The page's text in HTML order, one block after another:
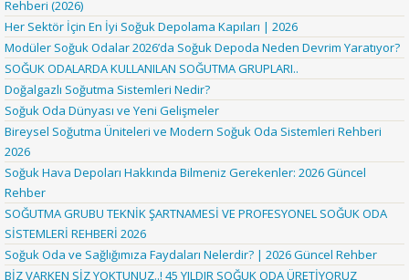
Rehberi (2026)
Her Sektör İçin En İyi Soğuk Depolama Kapıları | 2026
Modüler Soğuk Odalar 2026’da Soğuk Depoda Neden Devrim Yaratıyor?
SOĞUK ODALARDA KULLANILAN SOĞUTMA GRUPLARI..
Doğalgazlı Soğutma Sistemleri Nedir?
Soğuk Oda Dünyası ve Yeni Gelişmeler
Bireysel Soğutma Üniteleri ve Modern Soğuk Oda Sistemleri Rehberi
2026
Soğuk Hava Depoları Hakkında Bilmeniz Gerekenler: 2026 Güncel
Rehber
SOĞUTMA GRUBU TEKNİK ŞARTNAMESİ VE PROFESYONEL SOĞUK ODA
SİSTEMLERİ REHBERİ 2026
Soğuk Oda ve Sağlığımıza Faydaları Nelerdir? | 2026 Güncel Rehber
BİZ VARKEN SİZ YOKTUNUZ..! 45 YILDIR SOĞUK ODA ÜRETİYORUZ